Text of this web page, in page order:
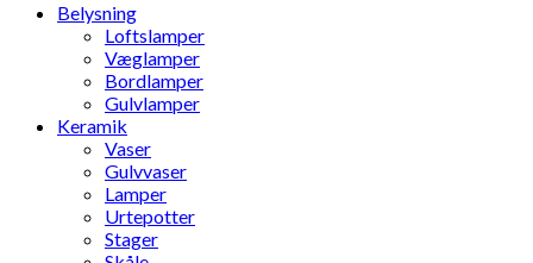
Belysning
Loftslamper
Væglamper
Bordlamper
Gulvlamper
Keramik
Vaser
Gulvvaser
Lamper
Urtepotter
Stager